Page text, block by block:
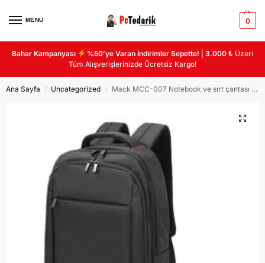
MENU 0
Bahar Kampanyası %50’ye Varan İndirimler Sepette! |3.000 ₺ Üzeri
Tüm Alışverişlerinizde Ücretsiz Kargo!
Ana Sayfa / Uncategorized / Mack MCC-007 Notebook ve sırt çantası geniş 3 bölmeli USB çıkışlı